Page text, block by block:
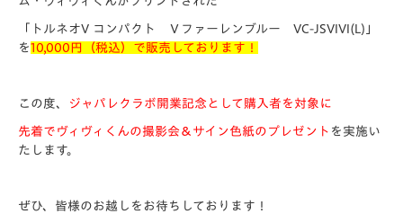
「トルネオV コンパクト Ｖファーレンブルー VC-JSVIVI(L)」
を10,000円（税込）で販売しております！
この度、 ジャパレクラボ開業記念として購入者を対象に
先着でヴィヴィくんの撮影会＆サイン色紙のプレゼント を実施い
たします。
ぜひ、皆様のお越しをお待ちしております！